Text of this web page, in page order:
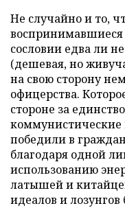
Не случайно и то,
сословии едва ли
(дешевая, но
на свою сторону
офицерства.
стороне за
победили в
благодаря одной
использованию
латышей и
идеалов и